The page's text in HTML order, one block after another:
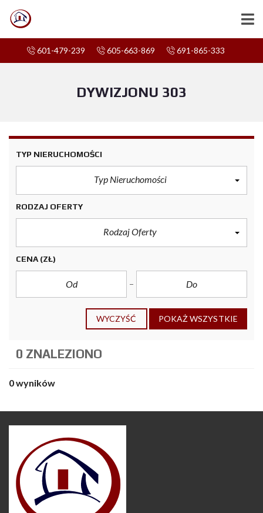
601-479-239 605-663-869 691-865-333
DYWIZJONU 303
TYP NIERUCHOMOŚCI
Typ Nieruchomości
RODZAJ OFERTY
Rodzaj Oferty
CENA (ZŁ)
WYCZYŚĆ POKAŻ WSZYSTKIE
0 ZNALEZIONO
0 wyników